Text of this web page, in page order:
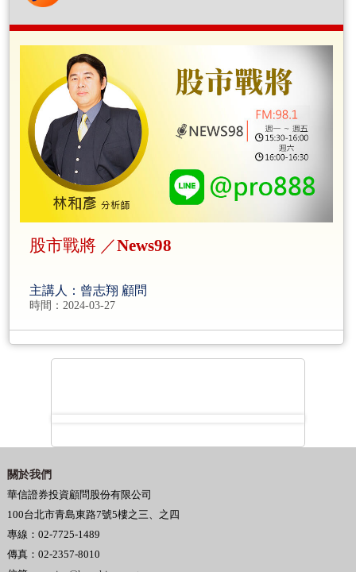
股市戰將 ／News98
主講人：曾志翔 顧問
時間：2024-03-27
關於我們
華信證券投資顧問股份有限公司
100台北市青島東路7號5樓之三、之四
專線：02-7725-1489
傳真：02-2357-8010